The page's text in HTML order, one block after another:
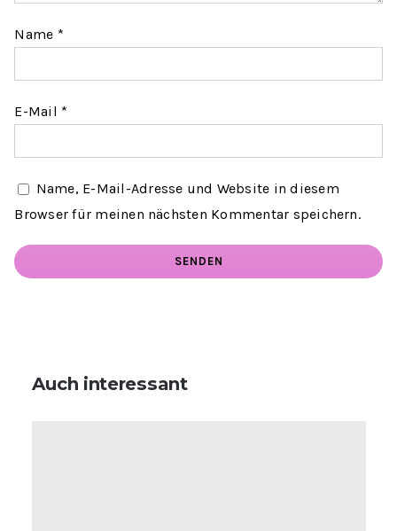
Name *
E-Mail *
Name, E-Mail-Adresse und Website in diesem
Browser für meinen nächsten Kommentar speichern.
Auch interessant